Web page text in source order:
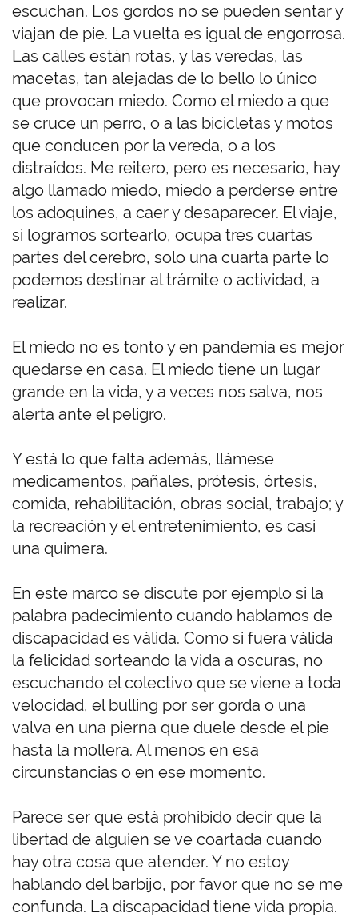
escuchan. Los gordos no se pueden sentar y
viajan de pie. La vuelta es igual de engorrosa.
Las calles están rotas, y las veredas, las
macetas, tan alejadas de lo bello lo único
que provocan miedo. Como el miedo a que
se cruce un perro, o a las bicicletas y motos
que conducen por la vereda, o a los
distraídos. Me reitero, pero es necesario, hay
algo llamado miedo, miedo a perderse entre
los adoquines, a caer y desaparecer. El viaje,
si logramos sortearlo, ocupa tres cuartas
partes del cerebro, solo una cuarta parte lo
podemos destinar al trámite o actividad, a
realizar.
El miedo no es tonto y en pandemia es mejor
quedarse en casa. El miedo tiene un lugar
grande en la vida, y a veces nos salva, nos
alerta ante el peligro.
Y está lo que falta además, llámese
medicamentos, pañales, prótesis, órtesis,
comida, rehabilitación, obras social, trabajo; y
la recreación y el entretenimiento, es casi
una quimera.
En este marco se discute por ejemplo si la
palabra padecimiento cuando hablamos de
discapacidad es válida. Como si fuera válida
la felicidad sorteando la vida a oscuras, no
escuchando el colectivo que se viene a toda
velocidad, el bulling por ser gorda o una
valva en una pierna que duele desde el pie
hasta la mollera. Al menos en esa
circunstancias o en ese momento.
Parece ser que está prohibido decir que la
libertad de alguien se ve coartada cuando
hay otra cosa que atender. Y no estoy
hablando del barbijo, por favor que no se me
confunda. La discapacidad tiene vida propia.